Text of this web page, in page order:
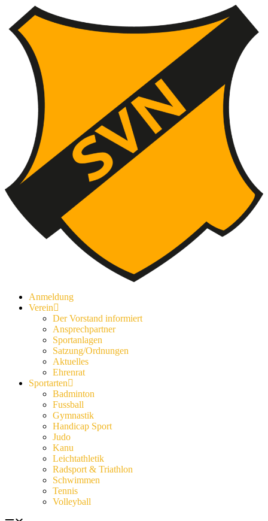
Anmeldung
Verein
Der Vorstand informiert
Ansprechpartner
Sportanlagen
Satzung/Ordnungen
Aktuelles
Ehrenrat
Sportarten
Badminton
Fussball
Gymnastik
Handicap Sport
Judo
Kanu
Leichtathletik
Radsport & Triathlon
Schwimmen
Tennis
Volleyball